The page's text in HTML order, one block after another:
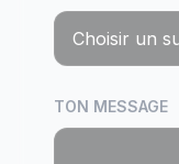
TON MESSAGE